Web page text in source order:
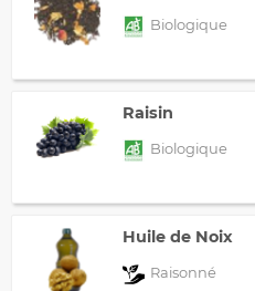
Biologique
Raisin
Biologique
Huile de Noix
Raisonné